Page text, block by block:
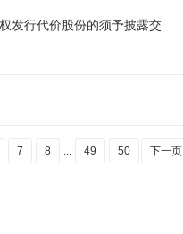
发行代价股份的须予披露交
7 8 49 50 下一页